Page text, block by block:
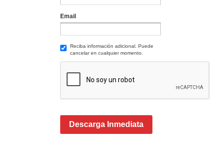
Email
Reciba información adicional. Puede
cancelar en cualquier momento.
Descarga Inmediata